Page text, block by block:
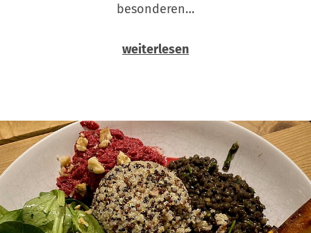
besonderen…
weiterlesen